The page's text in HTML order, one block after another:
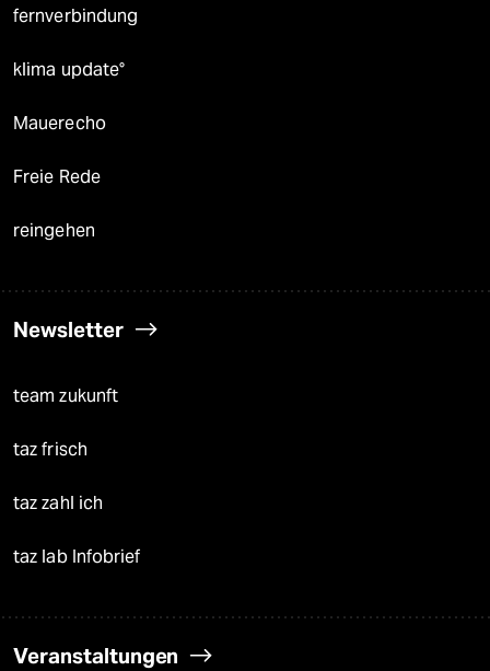
fernverbindung
klima update°
Mauerecho
Freie Rede
reingehen
Newsletter
team zukunft
taz frisch
taz zahl ich
taz lab Infobrief
Veranstaltungen